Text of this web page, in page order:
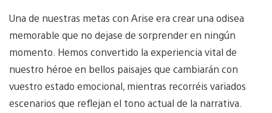
Una de nuestras metas con Arise era crear una odisea
memorable que no dejase de sorprender en ningún
momento. Hemos convertido la experiencia vital de
nuestro héroe en bellos paisajes que cambiarán con
vuestro estado emocional, mientras recorréis variados
escenarios que reflejan el tono actual de la narrativa.